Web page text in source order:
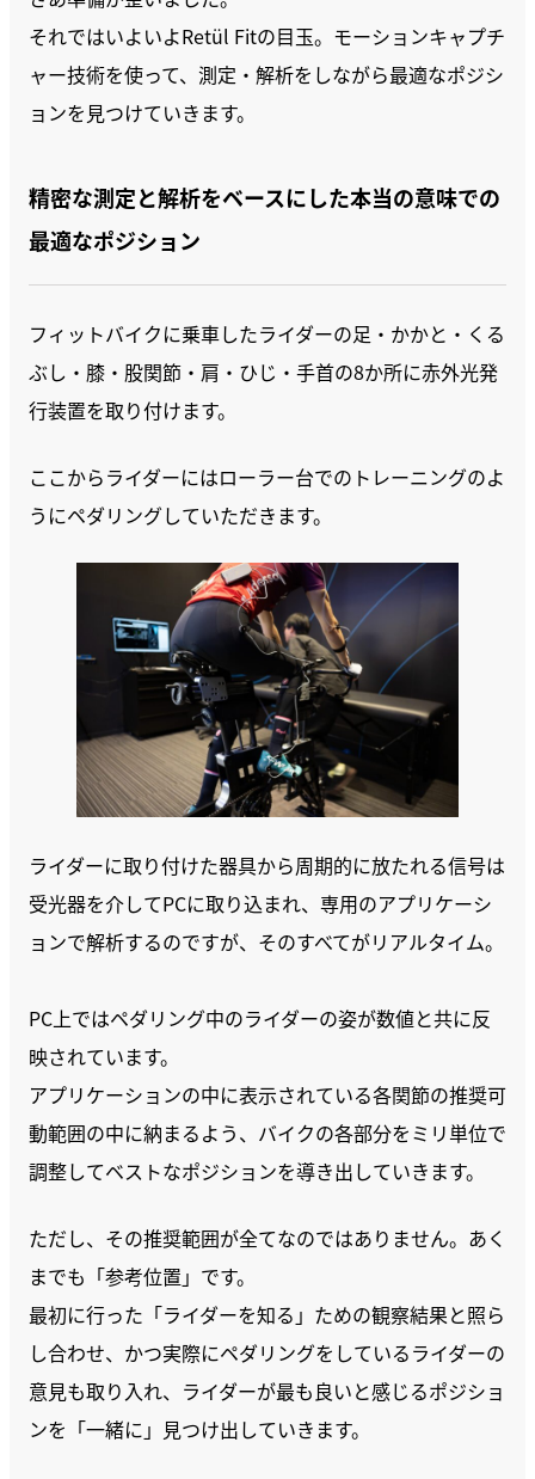
それではいよいよRetül Fitの目玉。モーションキャプチ
ャー技術を使って、測定・解析をしながら最適なポジシ
ョンを見つけていきます。
精密な測定と解析をベースにした本当の意味での
最適なポジション
フィットバイクに乗車したライダーの足・かかと・くる
ぶし・膝・股関節・肩・ひじ・手首の8か所に赤外光発
行装置を取り付けます。
ここからライダーにはローラー台でのトレーニングのよ
うにペダリングしていただきます。
ライダーに取り付けた器具から周期的に放たれる信号は
受光器を介してPCに取り込まれ、専用のアプリケーシ
ョンで解析するのですが、そのすべてがリアルタイム。
PC上ではペダリング中のライダーの姿が数値と共に反
映されています。
アプリケーションの中に表示されている各関節の推奨可
動範囲の中に納まるよう、バイクの各部分をミリ単位で
調整してベストなポジションを導き出していきます。
ただし、その推奨範囲が全てなのではありません。あく
までも「参考位置」です。
最初に行った「ライダーを知る」ための観察結果と照ら
し合わせ、かつ実際にペダリングをしているライダーの
意見も取り入れ、ライダーが最も良いと感じるポジショ
ンを「一緒に」見つけ出していきます。